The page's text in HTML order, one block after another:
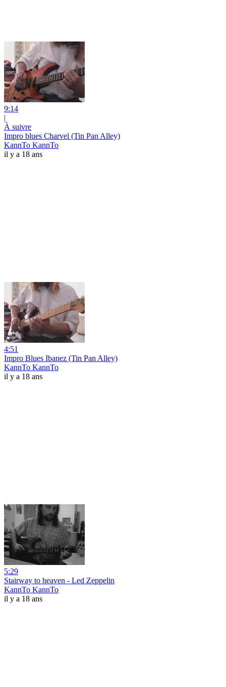
9:14
|
À suivre
Impro blues Charvel (Tin Pan Alley)
KannTo KannTo
il y a 18 ans
4:51
Impro Blues Ibanez (Tin Pan Alley)
KannTo KannTo
il y a 18 ans
5:29
Stairway to heaven - Led Zeppelin
KannTo KannTo
il y a 18 ans